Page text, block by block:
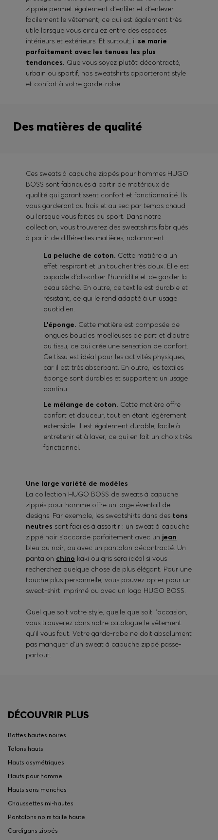
zippée permet également d'enfiler et d'enlever
facilement le vêtement, ce qui est également très
utile lorsque vous circulez entre des espaces
intérieurs et extérieurs. Et surtout, il se marie
parfaitement avec les tenues les plus
tendances. Que vous soyez plutôt décontracté,
urbain ou sportif, nos sweatshirts apporteront style
et confort à votre garde-robe.
Des matières de qualité
Ces sweats à capuche zippés pour hommes HUGO
BOSS sont fabriqués à partir de matériaux de
qualité qui garantissent confort et fonctionnalité. Ils
vous garderont au frais et au sec par temps chaud
ou lorsque vous faites du sport. Dans notre
collection, vous trouverez des sweatshirts fabriqués
à partir de différentes matières, notamment :
La peluche de coton. Cette matière a un
effet respirant et un toucher très doux. Elle est
capable d'absorber l'humidité et de garder la
peau sèche. En outre, ce textile est durable et
résistant, ce qui le rend adapté à un usage
quotidien.
L'éponge. Cette matière est composée de
longues boucles moelleuses de part et d'autre
du tissu, ce qui crée une sensation de confort.
Ce tissu est idéal pour les activités physiques,
car il est très absorbant. En outre, les textiles
éponge sont durables et supportent un usage
continu.
Le mélange de coton. Cette matière offre
confort et douceur, tout en étant légèrement
extensible. Il est également durable, facile à
entretenir et à laver, ce qui en fait un choix très
fonctionnel.
Une large variété de modèles
La collection HUGO BOSS de sweats à capuche
zippés pour homme offre un large éventail de
designs. Par exemple, les sweatshirts dans des tons
neutres sont faciles à assortir : un sweat à capuche
zippé noir s'accorde parfaitement avec un jean
bleu ou noir, ou avec un pantalon décontracté. Un
pantalon chino kaki ou gris sera idéal si vous
recherchez quelque chose de plus élégant. Pour une
touche plus personnelle, vous pouvez opter pour un
sweat-shirt imprimé ou avec un logo HUGO BOSS.
Quel que soit votre style, quelle que soit l'occasion,
vous trouverez dans notre catalogue le vêtement
qu'il vous faut. Votre garde-robe ne doit absolument
pas manquer d'un sweat à capuche zippé passe-
partout.
DÉCOUVRIR PLUS
Bottes hautes noires
Talons hauts
Hauts asymétriques
Hauts pour homme
Hauts sans manches
Chaussettes mi-hautes
Pantalons noirs taille haute
Cardigans zippés